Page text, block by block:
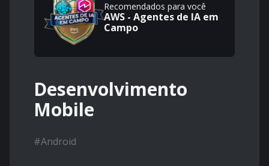
Recomendados para você
AWS - Agentes de IA em
Campo
Desenvolvimento
Mobile
#Android